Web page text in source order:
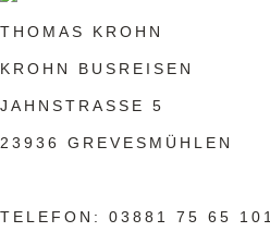
THOMAS KROHN
KROHN BUSREISEN
JAHNSTRASSE 5
23936 GREVESMÜHLEN
TELEFON: 03881 75 65 101